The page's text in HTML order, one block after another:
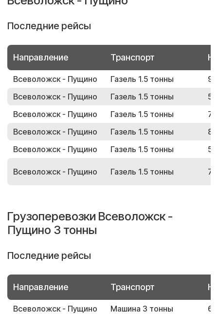
Последние рейсы
Направление Транспорт
Всеволожск - Пущино Газель 1.5 тонны
Всеволожск - Пущино
Газель 1.5 тонны
Всеволожск - Пущино
Газель 1.5 тонны
Всеволожск - Пущино
Газель 1.5 тонны
Всеволожск - Пущино
Газель 1.5 тонны
Всеволожск - Пущино Газель 1.5 тонны
Грузоперевозки Всеволожск -
Пущино 3 тонны
Последние рейсы
Направление Транспорт
Всеволожск - Пущино Машина 3 тонны